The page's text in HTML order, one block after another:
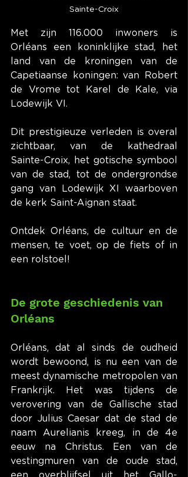
Sainte-Croix
Met zijn 116.000 inwoners is
Orléans een koninklijke stad, het
land van de kroningen van de
Capetiaanse koningen: van Robert
de Vrome tot Karel de Kale, via
Lodewijk VI.
Dit prestigieuze verleden is overal
zichtbaar, van de kathedraal
Sainte-Croix, het gotische symbool
van de stad, tot de ondergrondse
gang van Lodewijk XI waarboven
de kerk Saint-Aignan staat.
Ontdek Orléans, de cultuur en de
mensen, te voet, op de fiets of in
een rolstoel!
De grote geschiedenis van
Orléans
Orléans, dat al sinds de oudheid
wordt bewoond, is nu een van de
meest dynamische metropolen van
Frankrijk. Het was tijdens de
verovering van de Gallische stad
door Julius Caesar dat de stad de
naam Aurelianis kreeg, in de 4e
eeuw na Christus. Een van de
vestingmuren van de oude stad,